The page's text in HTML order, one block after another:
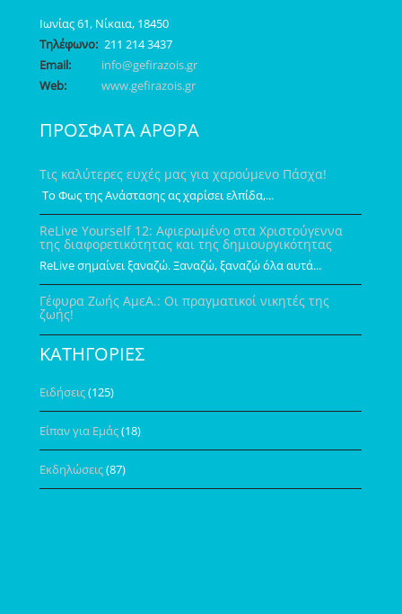
Ιωνίας 61, Νίκαια, 18450
Τηλέφωνο:211 214 3437
Email:
info@gefirazois.gr
Web:
www.gefirazois.gr
ΠΡΟΣΦΑΤΑ ΑΡΘΡΑ
Τις καλύτερες ευχές μας για χαρούμενο Πάσχα!
Το Φως της Ανάστασης ας χαρίσει ελπίδα,...
ReLive Yourself 12: Αφιερωμένο στα Χριστούγεννα
της διαφορετικότητας και της δημιουργικότητας
ReLive σημαίνει ξαναζώ. Ξαναζώ, ξαναζώ όλα αυτά...
Γέφυρα Ζωής ΑμεΑ.: Οι πραγματικοί νικητές της
ζωής!
ΚΑΤΗΓΟΡΙΕΣ
Ειδήσεις(125)
Είπαν για Εμάς(18)
Εκδηλώσεις(87)